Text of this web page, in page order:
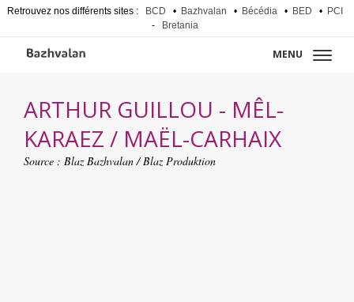
Retrouvez nos différents sites : BCD • Bazhvalan • Bécédia • BED •
PCI
-
Bretania
MENU
ARTHUR GUILLOU - MÊL-
KARAEZ / MAËL-CARHAIX
Source : Blaz Bazhvalan / Blaz Produktion